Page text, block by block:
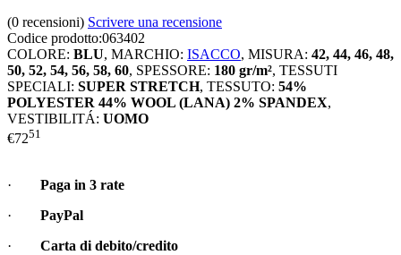
(0 recensioni) Scrivere una recensione
Codice prodotto:063402
COLORE: BLU, MARCHIO: ISACCO, MISURA: 42, 44, 46, 48,
50, 52, 54, 56, 58, 60, SPESSORE: 180 gr/m², TESSUTI
SPECIALI: SUPER STRETCH, TESSUTO: 54%
POLYESTER 44% WOOL (LANA) 2% SPANDEX,
VESTIBILITÁ: UOMO
€7251
· Paga in 3 rate
· PayPal
· Carta di debito/credito